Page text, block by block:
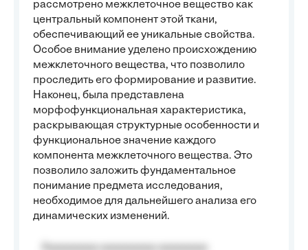
рассмотрено межклеточное вещество как
центральный компонент этой ткани,
обеспечивающий ее уникальные свойства.
Особое внимание уделено происхождению
межклеточного вещества, что позволило
проследить его формирование и развитие.
Наконец, была представлена
морфофункциональная характеристика,
раскрывающая структурные особенности и
функциональное значение каждого
компонента межклеточного вещества. Это
позволило заложить фундаментальное
понимание предмета исследования,
необходимое для дальнейшего анализа его
динамических изменений.